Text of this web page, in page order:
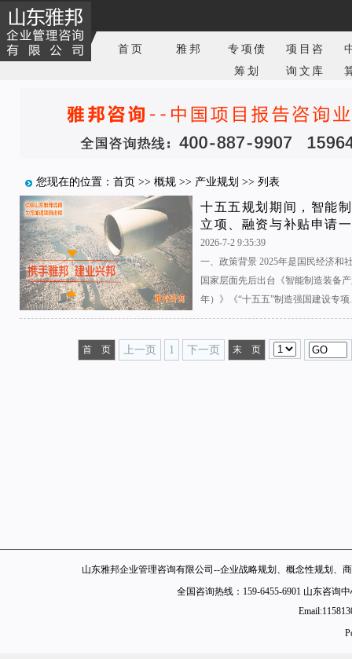
首页 雅邦
专项债
筹划
项目咨
询文库
您现在的位置： 首页 >> 概规 >> 产业规划 >> 列表
十五五规划期间，智能
立项、融资与补贴申请
2026-7-2 9:35:39
一、政策背景 2025年是国民经济和
国家层面先后出台《智能制造装备
年）》《“十五五”制造强国建设专项
首 页 上一页 1 下一页 末 页
山东雅邦企业管理咨询有限公司--企业战略规划、概念性规划、
全国咨询热线：159-6455-6901 山东咨询